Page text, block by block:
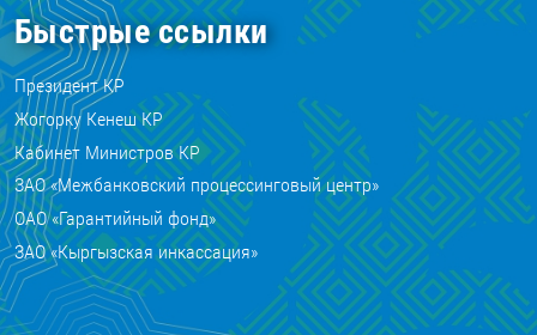
Быстрые ссылки
Президент КР
Жогорку Кенеш КР
Кабинет Министров КР
ЗАО «Межбанковский процессинговый центр»
ОАО «Гарантийный фонд»
ЗАО «Кыргызская инкассация»